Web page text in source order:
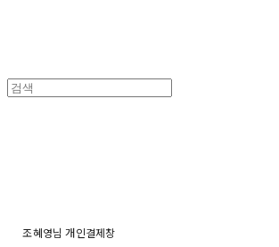
조혜영님 개인결제창